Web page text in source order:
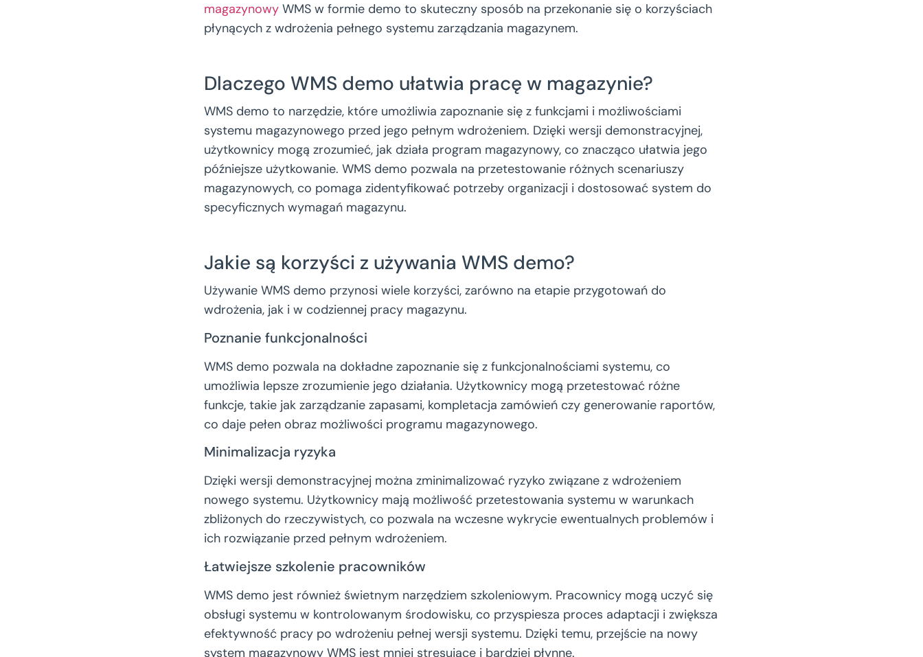
magazynowy WMS w formie demo to skuteczny sposób na przekonanie się o korzyściach
płynących z wdrożenia pełnego systemu zarządzania magazynem.
Dlaczego WMS demo ułatwia pracę w magazynie?
WMS demo to narzędzie, które umożliwia zapoznanie się z funkcjami i możliwościami
systemu magazynowego przed jego pełnym wdrożeniem. Dzięki wersji demonstracyjnej,
użytkownicy mogą zrozumieć, jak działa program magazynowy, co znacząco ułatwia jego
późniejsze użytkowanie. WMS demo pozwala na przetestowanie różnych scenariuszy
magazynowych, co pomaga zidentyfikować potrzeby organizacji i dostosować system do
specyficznych wymagań magazynu.
Jakie są korzyści z używania WMS demo?
Używanie WMS demo przynosi wiele korzyści, zarówno na etapie przygotowań do
wdrożenia, jak i w codziennej pracy magazynu.
Poznanie funkcjonalności
WMS demo pozwala na dokładne zapoznanie się z funkcjonalnościami systemu, co
umożliwia lepsze zrozumienie jego działania. Użytkownicy mogą przetestować różne
funkcje, takie jak zarządzanie zapasami, kompletacja zamówień czy generowanie raportów,
co daje pełen obraz możliwości programu magazynowego.
Minimalizacja ryzyka
Dzięki wersji demonstracyjnej można zminimalizować ryzyko związane z wdrożeniem
nowego systemu. Użytkownicy mają możliwość przetestowania systemu w warunkach
zbliżonych do rzeczywistych, co pozwala na wczesne wykrycie ewentualnych problemów i
ich rozwiązanie przed pełnym wdrożeniem.
Łatwiejsze szkolenie pracowników
WMS demo jest również świetnym narzędziem szkoleniowym. Pracownicy mogą uczyć się
obsługi systemu w kontrolowanym środowisku, co przyspiesza proces adaptacji i zwiększa
efektywność pracy po wdrożeniu pełnej wersji systemu. Dzięki temu, przejście na nowy
system magazynowy WMS jest mniej stresujące i bardziej płynne.